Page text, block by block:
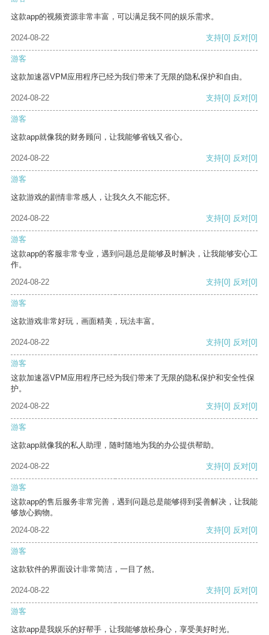
这款app的视频资源非常丰富，可以满足我不同的娱乐需求。
2024-08-22 支持[0] 反对[0]
游客
这款加速器VPM应用程序已经为我们带来了无限的隐私保护和自由。
2024-08-22 支持[0] 反对[0]
游客
这款app就像我的财务顾问，让我能够省钱又省心。
2024-08-22 支持[0] 反对[0]
游客
这款游戏的剧情非常感人，让我久久不能忘怀。
2024-08-22 支持[0] 反对[0]
游客
这款app的客服非常专业，遇到问题总是能够及时解决，让我能够安心工
作。
2024-08-22
支持[0] 反对[0]
游客
这款游戏非常好玩，画面精美，玩法丰富。
2024-08-22 支持[0] 反对[0]
游客
这款加速器VPM应用程序已经为我们带来了无限的隐私保护和安全性保
护。
2024-08-22
支持[0] 反对[0]
游客
这款app就像我的私人助理，随时随地为我的办公提供帮助。
2024-08-22 支持[0] 反对[0]
游客
这款app的售后服务非常完善，遇到问题总是能够得到妥善解决，让我能
够放心购物。
2024-08-22
支持[0] 反对[0]
游客
这款软件的界面设计非常简洁，一目了然。
2024-08-22 支持[0] 反对[0]
游客
这款app是我娱乐的好帮手，让我能够放松身心，享受美好时光。